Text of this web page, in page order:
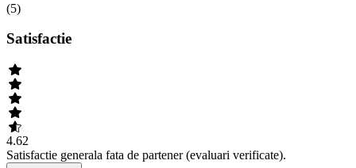
(5)
Satisfactie
4.62
Satisfactie generala fata de partener (evaluari verificate).